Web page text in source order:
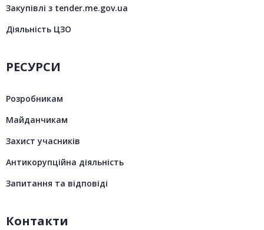
Закупівлі з tender.me.gov.ua
Діяльність ЦЗО
РЕСУРСИ
Розробникам
Майданчикам
Захист учасників
Антикорупційна діяльність
Запитання та відповіді
Контакти